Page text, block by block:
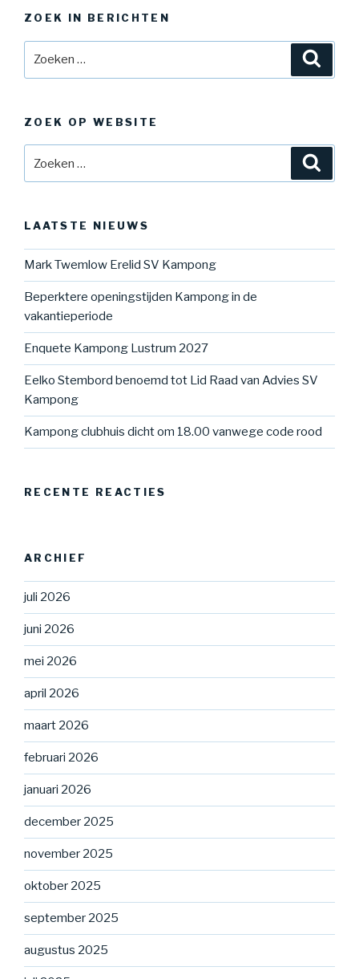
ZOEK IN BERICHTEN
ZOEK OP WEBSITE
LAATSTE NIEUWS
Mark Twemlow Erelid SV Kampong
Beperktere openingstijden Kampong in de
vakantieperiode
Enquete Kampong Lustrum 2027
Eelko Stembord benoemd tot Lid Raad van Advies SV
Kampong
Kampong clubhuis dicht om 18.00 vanwege code rood
RECENTE REACTIES
ARCHIEF
juli 2026
juni 2026
mei 2026
april 2026
maart 2026
februari 2026
januari 2026
december 2025
november 2025
oktober 2025
september 2025
augustus 2025